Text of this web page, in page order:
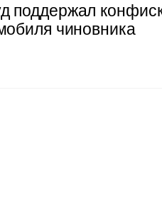
поддержал
чиновника